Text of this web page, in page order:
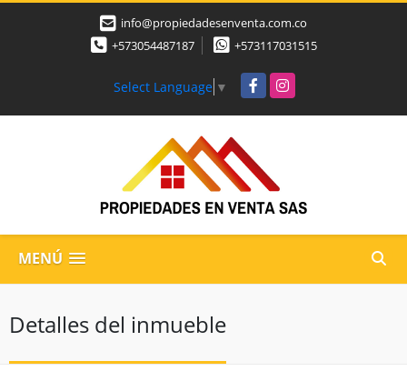
info@propiedadesenventa.com.co
+573054487187
+573117031515
Select Language ▼ FacebookInstagram
MENÚ
Detalles del inmueble